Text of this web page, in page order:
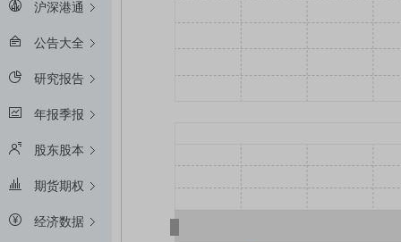
沪深港通
公告大全
研究报告
年报季报
股东股本
期货期权
经济数据